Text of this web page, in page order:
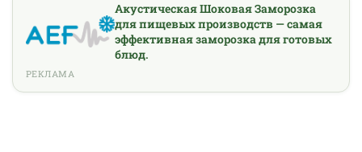
Акустическая Шоковая Заморозка
для пищевых производств — самая
эффективная заморозка для готовых
блюд.
РЕКЛАМА